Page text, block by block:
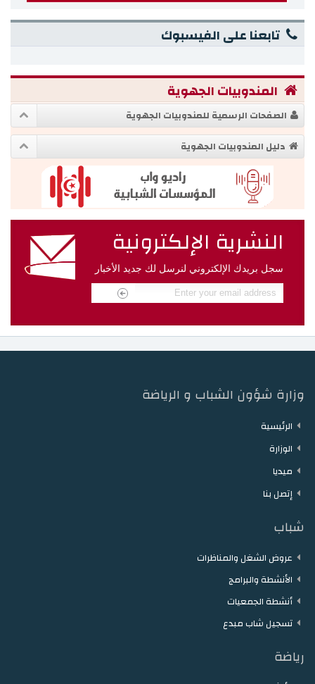
تابعنا على الفيسبوك
المندوبيات الجهوية
الصفحات الرسمية للمندوبيات الجهوية
دليل المندوبيات الجهوية
النشرية الإلكترونية
سجل بريدك الإلكتروني لنرسل لك جديد الأخبار
وزارة شؤون الشباب و الرياضة
الرئيسية
الوزارة
ميديا
إتصل بنا
شباب
عروض الشغل والمناظرات
الأنشطة والبرامج
أنشطة الجمعيات
تسجيل شاب مبدع
رياضة